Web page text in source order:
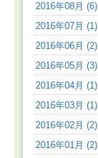
2016年08月 (6)
2016年07月 (1)
2016年06月 (2)
2016年05月 (3)
2016年04月 (1)
2016年03月 (1)
2016年02月 (2)
2016年01月 (2)